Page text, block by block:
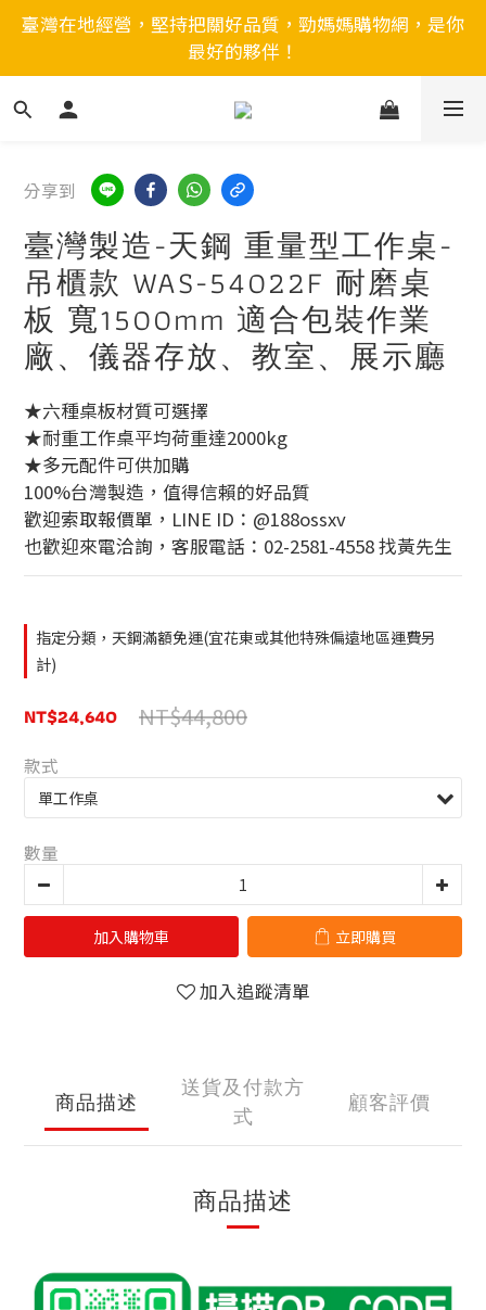
臺灣在地經營，堅持把關好品質，勁媽媽購物網，是你
最好的夥伴！
分享到
臺灣製造-天鋼 重量型工作桌-
吊櫃款 WAS-54022F 耐磨桌
板 寬1500mm 適合包裝作業
廠、儀器存放、教室、展示廳
★六種桌板材質可選擇
★耐重工作桌平均荷重達2000kg
★多元配件可供加購
100%台灣製造，值得信賴的好品質
歡迎索取報價單，LINE ID：@188ossxv
也歡迎來電洽詢，客服電話：02-2581-4558 找黃先生
指定分類，天鋼滿額免運(宜花東或其他特殊偏遠地區運費另
計)
NT$44,800
NT$24,640
款式
數量
加入購物車 立即購買
加入追蹤清單
商品描述
送貨及付款方
式
顧客評價
商品描述